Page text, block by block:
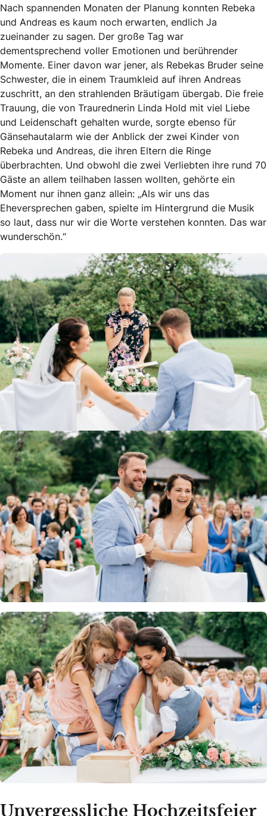
Nach spannenden Monaten der Planung konnten Rebeka
und Andreas es kaum noch erwarten, endlich Ja
zueinander zu sagen. Der große Tag war
dementsprechend voller Emotionen und berührender
Momente. Einer davon war jener, als Rebekas Bruder seine
Schwester, die in einem Traumkleid auf ihren Andreas
zuschritt, an den strahlenden Bräutigam übergab. Die freie
Trauung, die von Traurednerin Linda Hold mit viel Liebe
und Leidenschaft gehalten wurde, sorgte ebenso für
Gänsehautalarm wie der Anblick der zwei Kinder von
Rebeka und Andreas, die ihren Eltern die Ringe
überbrachten. Und obwohl die zwei Verliebten ihre rund 70
Gäste an allem teilhaben lassen wollten, gehörte ein
Moment nur ihnen ganz allein: „Als wir uns das
Eheversprechen gaben, spielte im Hintergrund die Musik
so laut, dass nur wir die Worte verstehen konnten. Das war
wunderschön.“
Unvergessliche Hochzeitsfeier